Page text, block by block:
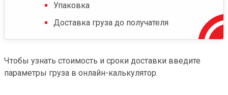
Упаковка
Доставка груза до получателя
Чтобы узнать стоимость и сроки доставки введите
параметры груза в онлайн-калькулятор.